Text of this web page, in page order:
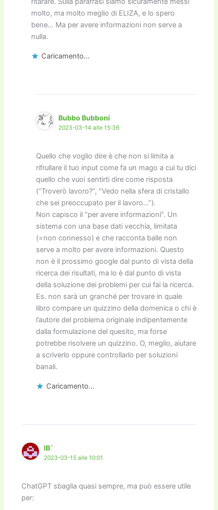
molto, ma molto meglio di ELIZA, e lo spero
bene… Ma per avere informazioni non serve a
nulla.
Caricamento...
Bubbo Bubboni
2023-03-14 alle 15:36
Quello che voglio dire è che non si limita a
rifrullare il tuo input come fa un mago a cui tu dici
quello che vuoi sentirti dire come risposta
(“Troverò lavoro?”, “Vedo nella sfera di cristallo
che sei preoccupato per il lavoro…”).
Non capisco il “per avere informazioni”. Un
sistema con una base dati vecchia, limitata
(=non connesso) e che racconta balle non
serve a molto per avere informazioni. Questo
non è il prossimo google dal punto di vista della
ricerca dei risultati, ma lo è dal punto di vista
della soluzione dei problemi per cui fai la ricerca.
Es. non sarà un granché per trovare in quale
libro compare un quizzino della domenica o chi è
l’autore del problema originale indipentemente
dalla formulazione del quesito, ma forse
potrebbe risolvere un quizzino. O, meglio, aiutare
a scriverlo oppure controllarlo per soluzioni
banali.
Caricamento...
IB`
2023-03-15 alle 10:01
ChatGPT sbaglia quasi sempre, ma può essere utile
per: